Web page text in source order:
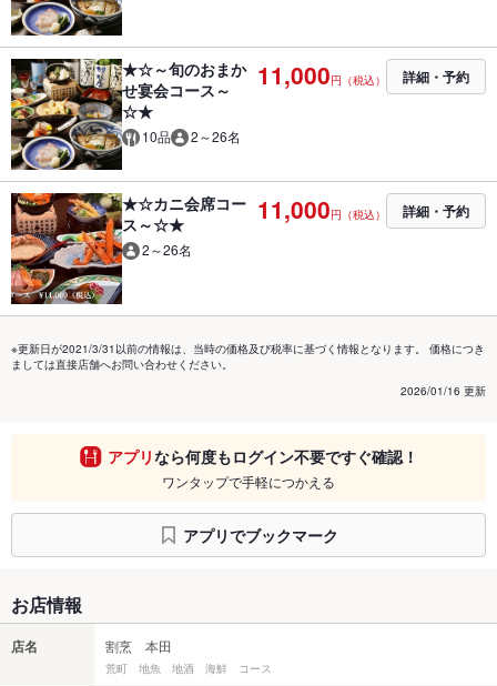
★☆～旬のおまか
せ宴会コース～
☆★
10品 2～26名
11,000円（税込） 詳細・予約
★☆カニ会席コー
ス～☆★
2～26名
11,000円（税込） 詳細・予約
※更新日が2021/3/31以前の情報は、当時の価格及び税率に基づく情報となります。 価格につき
ましては直接店舗へお問い合わせください。
2026/01/16 更新
アプリなら何度もログイン不要ですぐ確認！
ワンタップで手軽につかえる
アプリでブックマーク
お店情報
店名 割烹 本田
荒町 地魚 地酒 海鮮 コース